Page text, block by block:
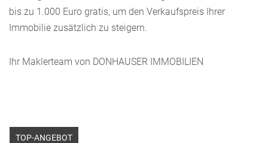
bis zu 1.000 Euro gratis, um den Verkaufspreis Ihrer
Immobilie zusätzlich zu steigern.
Ihr Maklerteam von DONHAUSER IMMOBILIEN
TOP-ANGEBOT